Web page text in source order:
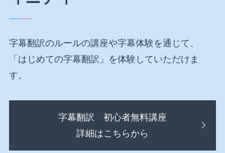
字幕翻訳のルールの講座や字幕体験を通じて、
「はじめての字幕翻訳」を体験していただけま
す。
字幕翻訳 初心者無料講座
詳細はこちらから